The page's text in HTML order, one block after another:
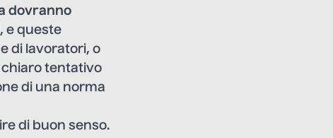
dovranno
e queste
di lavoratori, o
tentativo
di una norma
di buon senso.